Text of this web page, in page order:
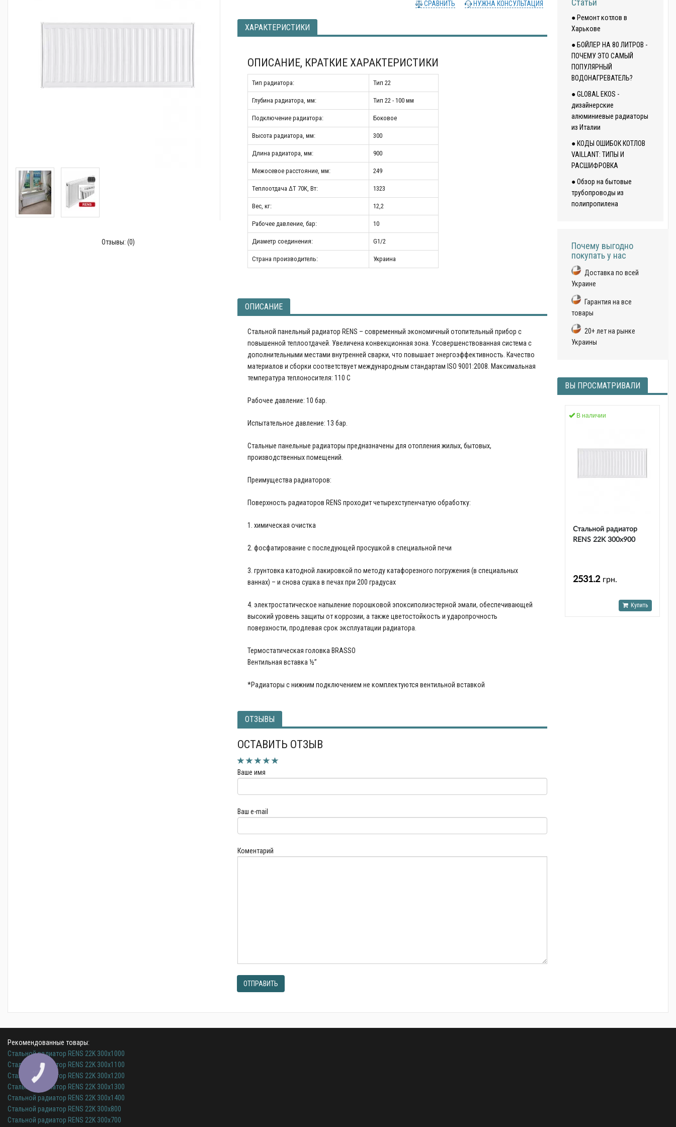
Отзывы: (0)
СРАВНИТЬ НУЖНА КОНСУЛЬТАЦИЯ
ХАРАКТЕРИСТИКИ
ОПИСАНИЕ, КРАТКИЕ ХАРАКТЕРИСТИКИ
Тип радиатора: Тип 22
Глубина радиатора, мм: Тип 22 - 100 мм
Подключение радиатора: Боковое
Высота радиатора, мм: 300
Длина радиатора, мм: 900
Межосевое расстояние, мм: 249
Теплоотдача ΔT 70К, Вт: 1323
Вес, кг: 12,2
Рабочее давление, бар: 10
Диаметр соединения: G1/2
Страна производитель: Украина
ОПИСАНИЕ
Стальной панельный радиатор RENS – современный экономичный отопительный прибор с
повышенной теплоотдачей. Увеличена конвекционная зона. Усовершенствованная система с
дополнительными местами внутренней сварки, что повышает энергоэффективность. Качество
материалов и сборки соответствует международным стандартам ISO 9001:2008. Максимальная
температура теплоносителя: 110 С
Рабочее давление: 10 бар.
Испытательное давление: 13 бар.
Стальные панельные радиаторы предназначены для отопления жилых, бытовых,
производственных помещений.
Преимущества радиаторов:
Поверхность радиаторов RENS проходит четырехступенчатую обработку:
1. химическая очистка
2. фосфатирование с последующей просушкой в ​​специальной печи
3. грунтовка катодной лакировкой по методу катафорезного погружения (в специальных
ваннах) – и снова сушка в печах при 200 градусах
4. электростатическое напыление порошковой эпоксиполиэстерной эмали, обеспечивающей
высокий уровень защиты от коррозии, а также цветостойкость и ударопрочность
поверхности, продлевая срок эксплуатации радиатора.
Термостатическая головка BRASSO
Вентильная вставка ½”
*Радиаторы с нижним подключением не комплектуются вентильной вставкой
ОТЗЫВЫ
ОСТАВИТЬ ОТЗЫВ
Ваше имя
Ваш e-mail
Коментарий
ОТПРАВИТЬ
Статьи
● Ремонт котлов в
Харькове
● БОЙЛЕР НА 80 ЛИТРОВ -
ПОЧЕМУ ЭТО САМЫЙ
ПОПУЛЯРНЫЙ
ВОДОНАГРЕВАТЕЛЬ?
● GLOBAL EKOS -
дизайнерские
алюминиевые радиаторы
из Италии
● КОДЫ ОШИБОК КОТЛОВ
VAILLANT: ТИПЫ И
РАСШИФРОВКА
● Обзор на бытовые
трубопроводы из
полипропилена
Почему выгодно
покупать у нас
Доставка по всей
Украине
Гарантия на все
товары
20+ лет на рынке
Украины
ВЫ ПРОСМАТРИВАЛИ
В наличии
Стальной радиатор
RENS 22K 300х900
2531.2 грн.
Купить
Рекомендованные товары:
Стальной радиатор RENS 22K 300х1000
Стальной радиатор RENS 22K 300х1100
Стальной радиатор RENS 22K 300х1200
Стальной радиатор RENS 22K 300х1300
Стальной радиатор RENS 22K 300х1400
Стальной радиатор RENS 22K 300х800
Стальной радиатор RENS 22K 300х700
Канализация
Теплый пол
Стабилизаторы, аккумуляторы, генераторы
Средства для монтажа и ухода